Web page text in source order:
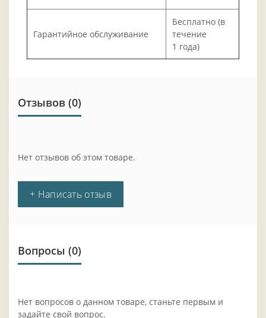
Гарантийное обслуживание
Бесплатно (в
течение
1 года)
Отзывов (0)
Нет отзывов об этом товаре.
+ Написать отзыв
Вопросы (0)
Нет вопросов о данном товаре, станьте первым и
задайте свой вопрос.